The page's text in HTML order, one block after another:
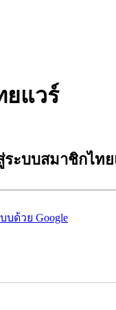
ยแวร์
ระบบสมาชิกไท
บด้วย Google